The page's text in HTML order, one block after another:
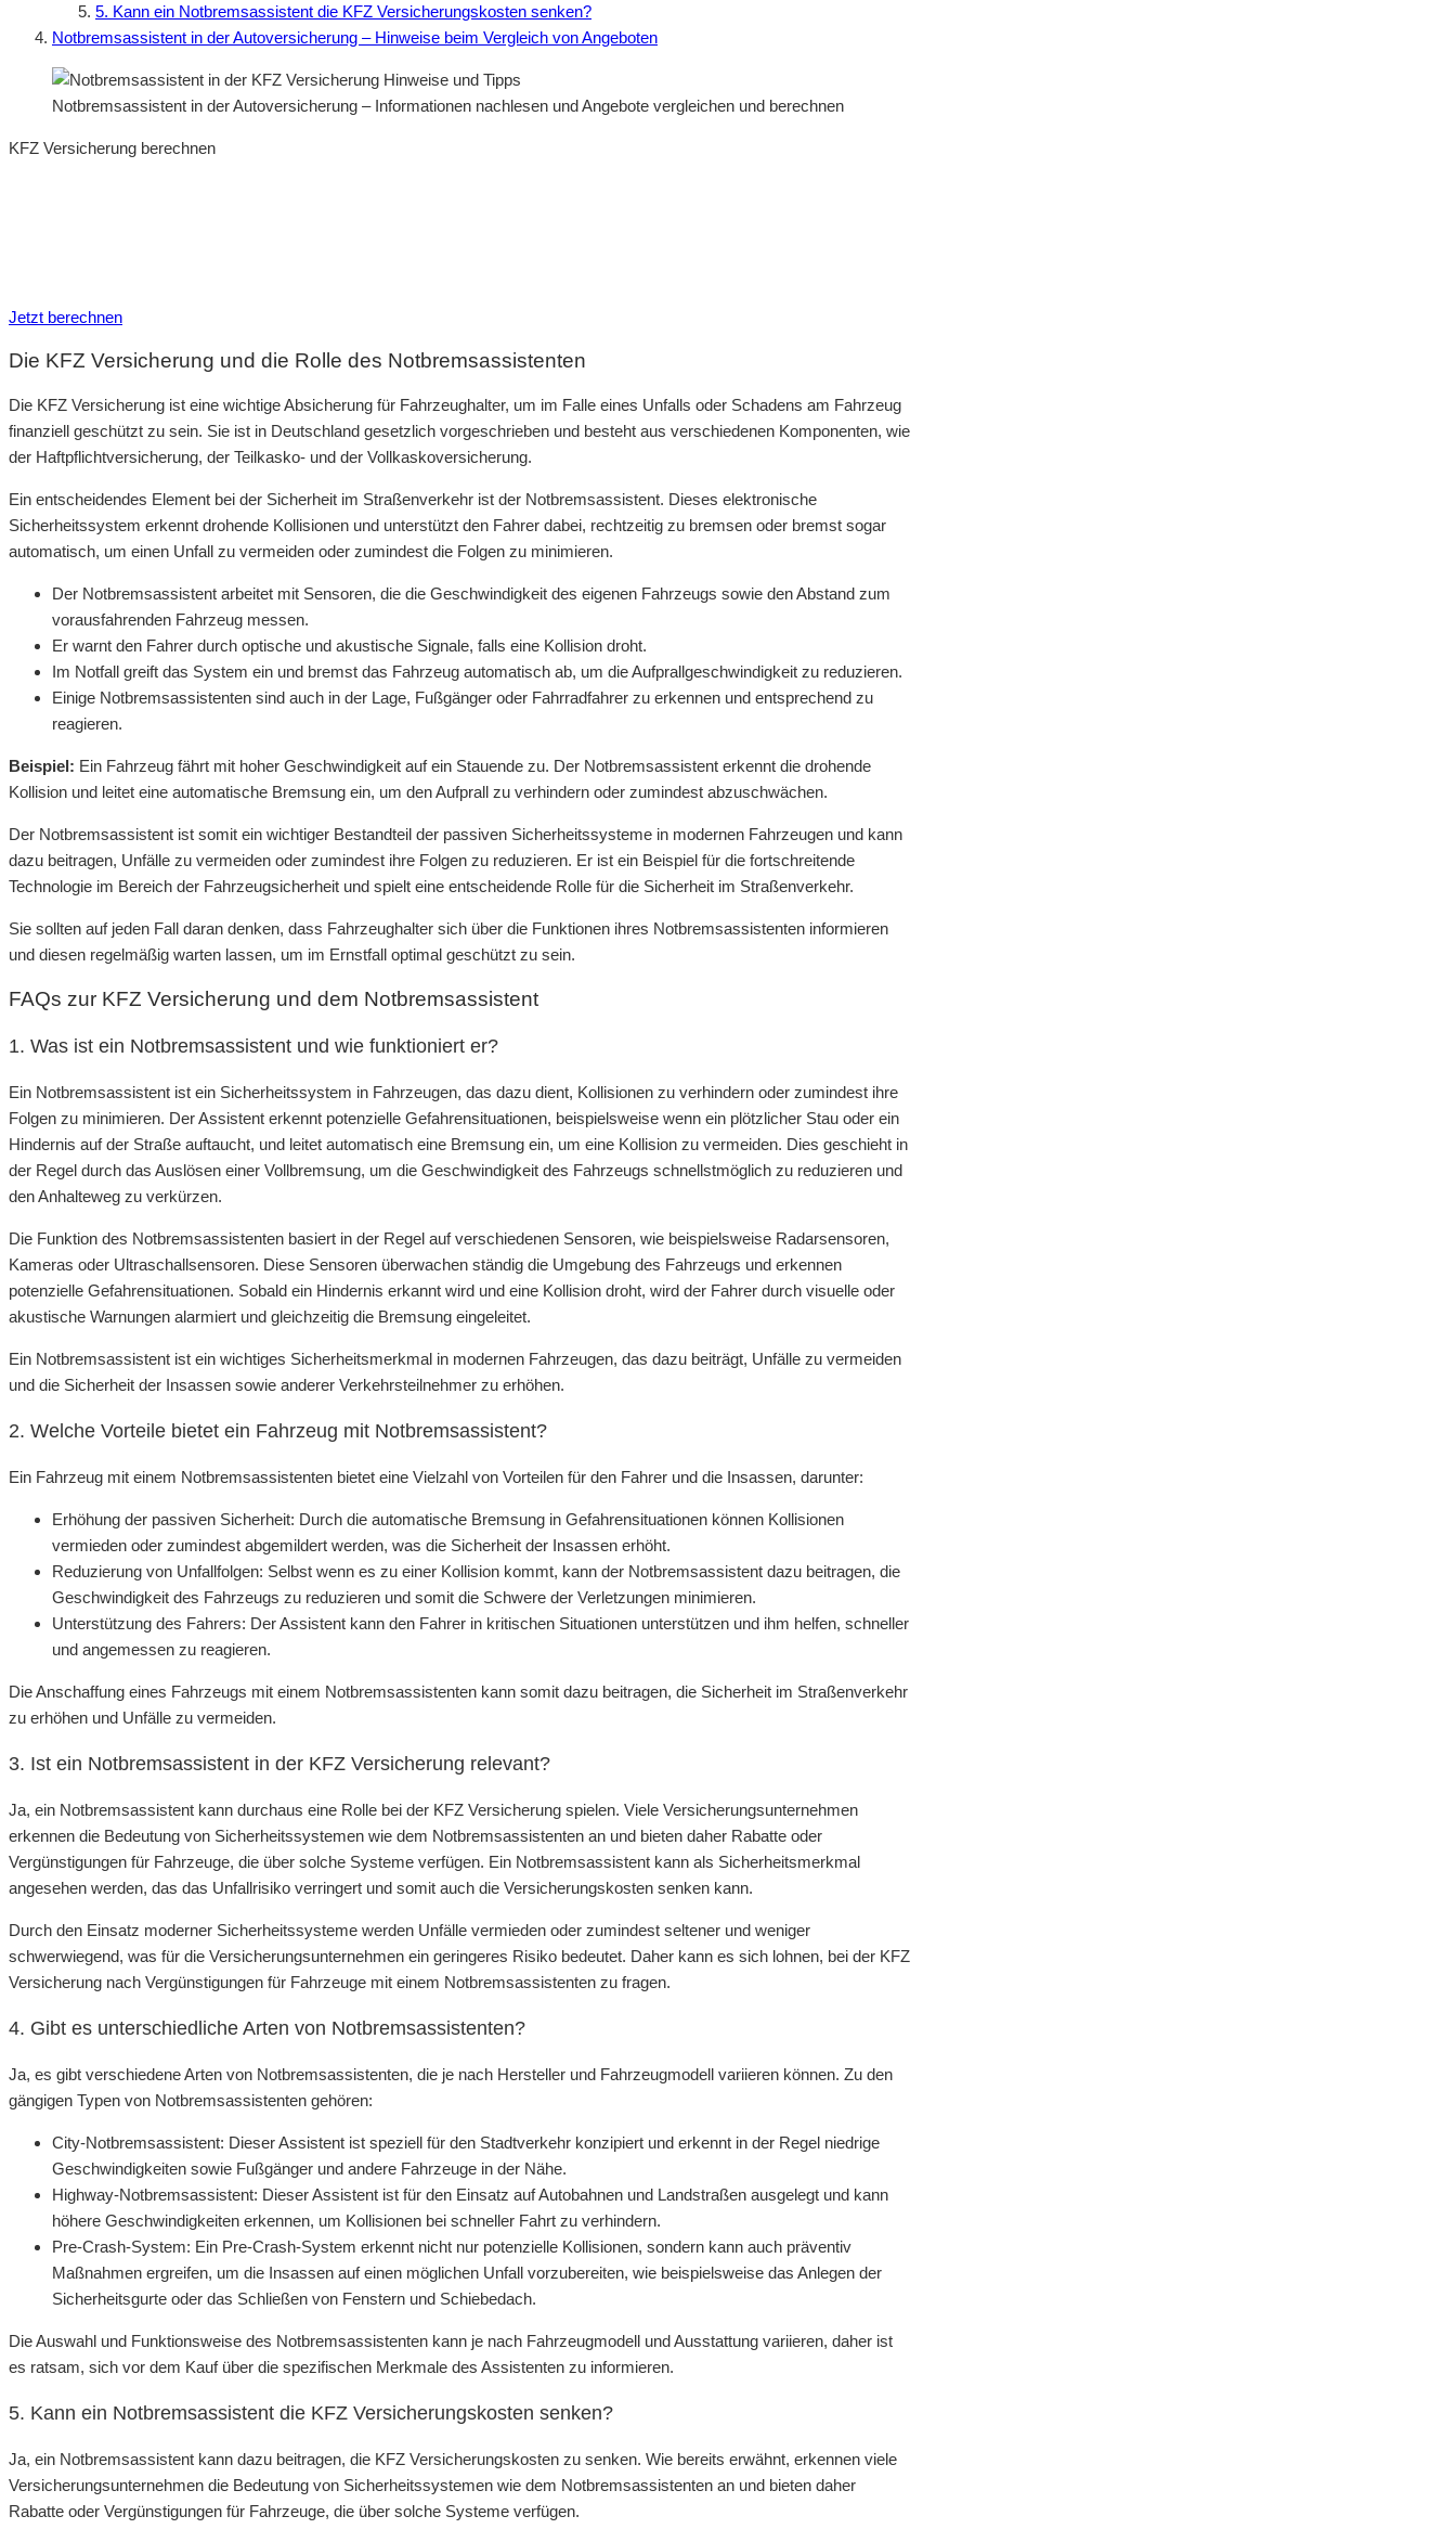
5. Kann ein Notbremsassistent die KFZ Versicherungskosten senken?
Notbremsassistent in der Autoversicherung – Hinweise beim Vergleich von Angeboten
Notbremsassistent in der Autoversicherung – Informationen nachlesen und Angebote vergleichen und berechnen
KFZ Versicherung berechnen
Jetzt berechnen
Die KFZ Versicherung und die Rolle des Notbremsassistenten
Die KFZ Versicherung ist eine wichtige Absicherung für Fahrzeughalter, um im Falle eines Unfalls oder Schadens am Fahrzeug
finanziell geschützt zu sein. Sie ist in Deutschland gesetzlich vorgeschrieben und besteht aus verschiedenen Komponenten, wie
der Haftpflichtversicherung, der Teilkasko- und der Vollkaskoversicherung.
Ein entscheidendes Element bei der Sicherheit im Straßenverkehr ist der Notbremsassistent. Dieses elektronische
Sicherheitssystem erkennt drohende Kollisionen und unterstützt den Fahrer dabei, rechtzeitig zu bremsen oder bremst sogar
automatisch, um einen Unfall zu vermeiden oder zumindest die Folgen zu minimieren.
Der Notbremsassistent arbeitet mit Sensoren, die die Geschwindigkeit des eigenen Fahrzeugs sowie den Abstand zum
vorausfahrenden Fahrzeug messen.
Er warnt den Fahrer durch optische und akustische Signale, falls eine Kollision droht.
Im Notfall greift das System ein und bremst das Fahrzeug automatisch ab, um die Aufprallgeschwindigkeit zu reduzieren.
Einige Notbremsassistenten sind auch in der Lage, Fußgänger oder Fahrradfahrer zu erkennen und entsprechend zu
reagieren.
Beispiel: Ein Fahrzeug fährt mit hoher Geschwindigkeit auf ein Stauende zu. Der Notbremsassistent erkennt die drohende
Kollision und leitet eine automatische Bremsung ein, um den Aufprall zu verhindern oder zumindest abzuschwächen.
Der Notbremsassistent ist somit ein wichtiger Bestandteil der passiven Sicherheitssysteme in modernen Fahrzeugen und kann
dazu beitragen, Unfälle zu vermeiden oder zumindest ihre Folgen zu reduzieren. Er ist ein Beispiel für die fortschreitende
Technologie im Bereich der Fahrzeugsicherheit und spielt eine entscheidende Rolle für die Sicherheit im Straßenverkehr.
Sie sollten auf jeden Fall daran denken, dass Fahrzeughalter sich über die Funktionen ihres Notbremsassistenten informieren
und diesen regelmäßig warten lassen, um im Ernstfall optimal geschützt zu sein.
FAQs zur KFZ Versicherung und dem Notbremsassistent
1. Was ist ein Notbremsassistent und wie funktioniert er?
Ein Notbremsassistent ist ein Sicherheitssystem in Fahrzeugen, das dazu dient, Kollisionen zu verhindern oder zumindest ihre
Folgen zu minimieren. Der Assistent erkennt potenzielle Gefahrensituationen, beispielsweise wenn ein plötzlicher Stau oder ein
Hindernis auf der Straße auftaucht, und leitet automatisch eine Bremsung ein, um eine Kollision zu vermeiden. Dies geschieht in
der Regel durch das Auslösen einer Vollbremsung, um die Geschwindigkeit des Fahrzeugs schnellstmöglich zu reduzieren und
den Anhalteweg zu verkürzen.
Die Funktion des Notbremsassistenten basiert in der Regel auf verschiedenen Sensoren, wie beispielsweise Radarsensoren,
Kameras oder Ultraschallsensoren. Diese Sensoren überwachen ständig die Umgebung des Fahrzeugs und erkennen
potenzielle Gefahrensituationen. Sobald ein Hindernis erkannt wird und eine Kollision droht, wird der Fahrer durch visuelle oder
akustische Warnungen alarmiert und gleichzeitig die Bremsung eingeleitet.
Ein Notbremsassistent ist ein wichtiges Sicherheitsmerkmal in modernen Fahrzeugen, das dazu beiträgt, Unfälle zu vermeiden
und die Sicherheit der Insassen sowie anderer Verkehrsteilnehmer zu erhöhen.
2. Welche Vorteile bietet ein Fahrzeug mit Notbremsassistent?
Ein Fahrzeug mit einem Notbremsassistenten bietet eine Vielzahl von Vorteilen für den Fahrer und die Insassen, darunter:
Erhöhung der passiven Sicherheit: Durch die automatische Bremsung in Gefahrensituationen können Kollisionen
vermieden oder zumindest abgemildert werden, was die Sicherheit der Insassen erhöht.
Reduzierung von Unfallfolgen: Selbst wenn es zu einer Kollision kommt, kann der Notbremsassistent dazu beitragen, die
Geschwindigkeit des Fahrzeugs zu reduzieren und somit die Schwere der Verletzungen minimieren.
Unterstützung des Fahrers: Der Assistent kann den Fahrer in kritischen Situationen unterstützen und ihm helfen, schneller
und angemessen zu reagieren.
Die Anschaffung eines Fahrzeugs mit einem Notbremsassistenten kann somit dazu beitragen, die Sicherheit im Straßenverkehr
zu erhöhen und Unfälle zu vermeiden.
3. Ist ein Notbremsassistent in der KFZ Versicherung relevant?
Ja, ein Notbremsassistent kann durchaus eine Rolle bei der KFZ Versicherung spielen. Viele Versicherungsunternehmen
erkennen die Bedeutung von Sicherheitssystemen wie dem Notbremsassistenten an und bieten daher Rabatte oder
Vergünstigungen für Fahrzeuge, die über solche Systeme verfügen. Ein Notbremsassistent kann als Sicherheitsmerkmal
angesehen werden, das das Unfallrisiko verringert und somit auch die Versicherungskosten senken kann.
Durch den Einsatz moderner Sicherheitssysteme werden Unfälle vermieden oder zumindest seltener und weniger
schwerwiegend, was für die Versicherungsunternehmen ein geringeres Risiko bedeutet. Daher kann es sich lohnen, bei der KFZ
Versicherung nach Vergünstigungen für Fahrzeuge mit einem Notbremsassistenten zu fragen.
4. Gibt es unterschiedliche Arten von Notbremsassistenten?
Ja, es gibt verschiedene Arten von Notbremsassistenten, die je nach Hersteller und Fahrzeugmodell variieren können. Zu den
gängigen Typen von Notbremsassistenten gehören:
City-Notbremsassistent: Dieser Assistent ist speziell für den Stadtverkehr konzipiert und erkennt in der Regel niedrige
Geschwindigkeiten sowie Fußgänger und andere Fahrzeuge in der Nähe.
Highway-Notbremsassistent: Dieser Assistent ist für den Einsatz auf Autobahnen und Landstraßen ausgelegt und kann
höhere Geschwindigkeiten erkennen, um Kollisionen bei schneller Fahrt zu verhindern.
Pre-Crash-System: Ein Pre-Crash-System erkennt nicht nur potenzielle Kollisionen, sondern kann auch präventiv
Maßnahmen ergreifen, um die Insassen auf einen möglichen Unfall vorzubereiten, wie beispielsweise das Anlegen der
Sicherheitsgurte oder das Schließen von Fenstern und Schiebedach.
Die Auswahl und Funktionsweise des Notbremsassistenten kann je nach Fahrzeugmodell und Ausstattung variieren, daher ist
es ratsam, sich vor dem Kauf über die spezifischen Merkmale des Assistenten zu informieren.
5. Kann ein Notbremsassistent die KFZ Versicherungskosten senken?
Ja, ein Notbremsassistent kann dazu beitragen, die KFZ Versicherungskosten zu senken. Wie bereits erwähnt, erkennen viele
Versicherungsunternehmen die Bedeutung von Sicherheitssystemen wie dem Notbremsassistenten an und bieten daher
Rabatte oder Vergünstigungen für Fahrzeuge, die über solche Systeme verfügen.